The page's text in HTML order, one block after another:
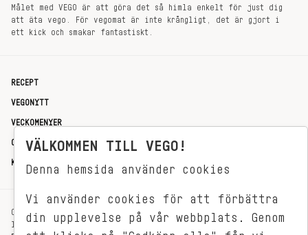
Målet med VEGO är att göra det så himla enkelt för just dig
att äta vego. För vegomat är inte krångligt, det är gjort i
ett kick och smakar fantastiskt.
RECEPT
VEGONYTT
VECKOMENYER
OM OSS
KONTAKT
OXENSTIERNSGATAN 33
114 27 STOCKHOLM
VÄLKOMMEN TILL VEGO!
Denna hemsida använder cookies
Vi använder cookies för att förbättra
din upplevelse på vår webbplats. Genom